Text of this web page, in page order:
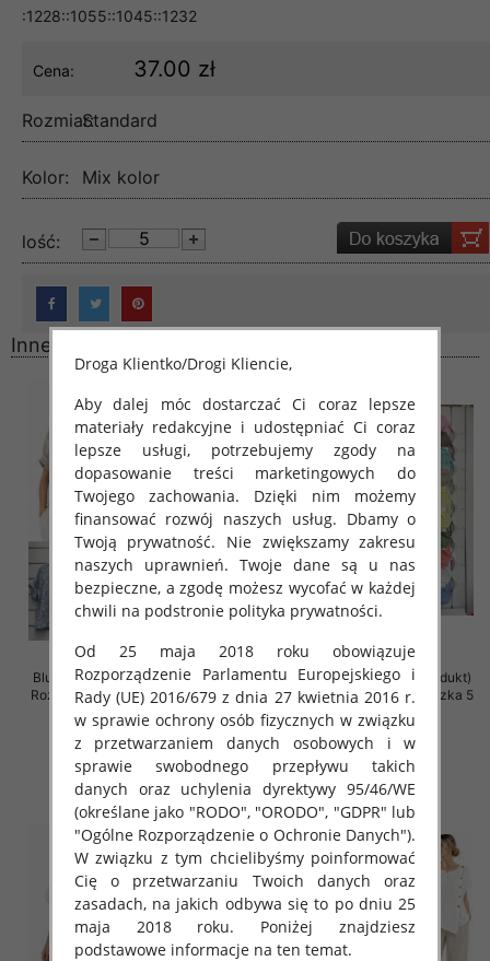
:1228::1055::1045::1232
Cena: 37.00 zł
Rozmiar:Standard
Kolor: Mix kolor
lość:
Inne produkty
Bluzki damskie (Włoskie produkt)
Roz Standard, Mix Kolor Paczka 5
szt
46.00 zł
szczegóły
Bluzki damskie (Włoskie produkt)
Roz Standard, Mix Kolor Paczka 5
szt
46.00 zł
szczegóły
Droga Klientko/Drogi Kliencie,
Aby dalej móc dostarczać Ci coraz lepsze
materiały redakcyjne i udostępniać Ci coraz
lepsze usługi, potrzebujemy zgody na
dopasowanie treści marketingowych do
Twojego zachowania. Dzięki nim możemy
finansować rozwój naszych usług. Dbamy o
Twoją prywatność. Nie zwiększamy zakresu
naszych uprawnień. Twoje dane są u nas
bezpieczne, a zgodę możesz wycofać w każdej
chwili na podstronie polityka prywatności.
Od 25 maja 2018 roku obowiązuje
Rozporządzenie Parlamentu Europejskiego i
Rady (UE) 2016/679 z dnia 27 kwietnia 2016 r.
w sprawie ochrony osób fizycznych w związku
z przetwarzaniem danych osobowych i w
sprawie swobodnego przepływu takich
danych oraz uchylenia dyrektywy 95/46/WE
(określane jako "RODO", "ORODO", "GDPR" lub
"Ogólne Rozporządzenie o Ochronie Danych").
W związku z tym chcielibyśmy poinformować
Cię o przetwarzaniu Twoich danych oraz
zasadach, na jakich odbywa się to po dniu 25
maja 2018 roku. Poniżej znajdziesz
podstawowe informacje na ten temat.